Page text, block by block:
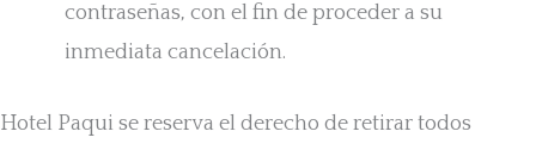
contraseñas, con el fin de proceder a su
inmediata cancelación.
Hotel Paqui se reserva el derecho de retirar todos